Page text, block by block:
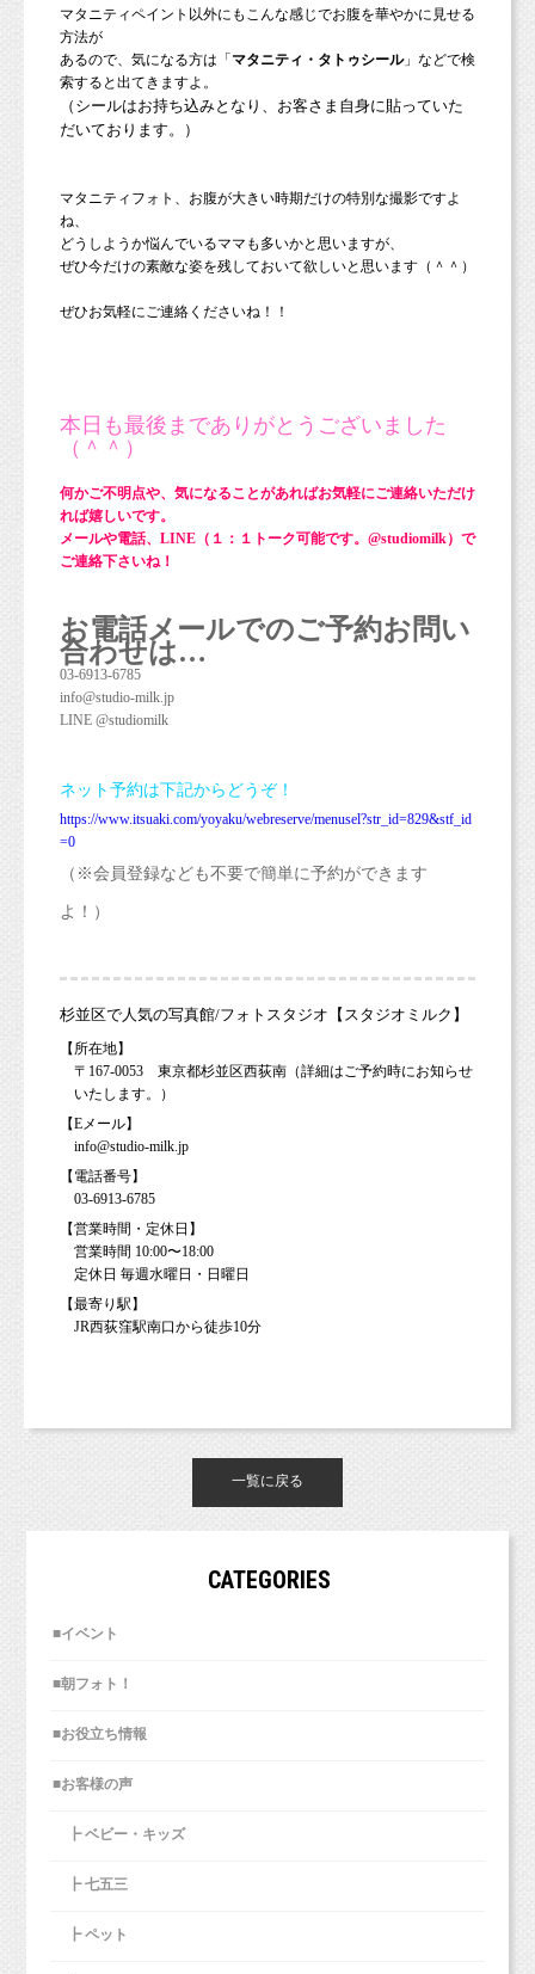
マタニティペイント以外にもこんな感じでお腹を華やかに見せる
方法が
あるので、気になる方は「マタニティ・タトゥシール」などで検
索すると出てきますよ。
（シールはお持ち込みとなり、お客さま自身に貼っていた
だいております。）
マタニティフォト、お腹が大きい時期だけの特別な撮影ですよ
ね、
どうしようか悩んでいるママも多いかと思いますが、
ぜひ今だけの素敵な姿を残しておいて欲しいと思います（＾＾）
ぜひお気軽にご連絡くださいね！！
本日も最後までありがとうございました
（＾＾）
何かご不明点や、気になることがあればお気軽にご連絡いただけ
れば嬉しいです。
メールや電話、LINE（１：１トーク可能です。@studiomilk）で
ご連絡下さいね！
お電話メールでのご予約お問い
合わせは…
03-6913-6785
info@studio-milk.jp
LINE @studiomilk
ネット予約は下記からどうぞ！
https://www.itsuaki.com/yoyaku/webreserve/menusel?str_id=829&stf_id
=0
（※会員登録なども不要で簡単に予約ができます
よ！）
杉並区で人気の写真館/フォトスタジオ【スタジオミルク】
【所在地】
〒167-0053 東京都杉並区西荻南（詳細はご予約時にお知らせ
いたします。）
【Eメール】
info@studio-milk.jp
【電話番号】
03-6913-6785
【営業時間・定休日】
営業時間 10:00〜18:00
定休日 毎週水曜日・日曜日
【最寄り駅】
JR西荻窪駅南口から徒歩10分
一覧に戻る
CATEGORIES
■イベント
■朝フォト！
■お役立ち情報
■お客様の声
┣ ベビー・キッズ
┣ 七五三
┣ ペット